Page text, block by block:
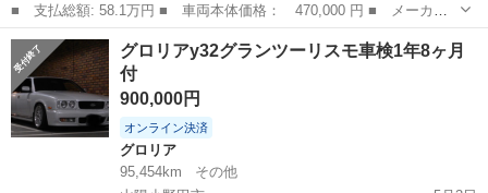
■ 支払総額: 58.1万円 ■ 車両本体価格： 470,000 円 ■ メーカー
名： 日産 ■ 車種名： グロリア ■ グレード名： ブロアム プ
ライムエディション 本革シート パワーシート ＥＴＣ ナビ バ
ックカメラ ...
広島 三原市 グロリア
グロリアy32グランツーリスモ車検1年8ヶ月
付
900,000円
オンライン決済
グロリア
95,454km
その他